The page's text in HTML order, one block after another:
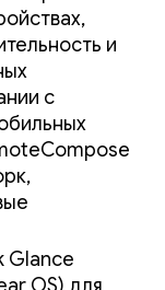
и
с
Glance